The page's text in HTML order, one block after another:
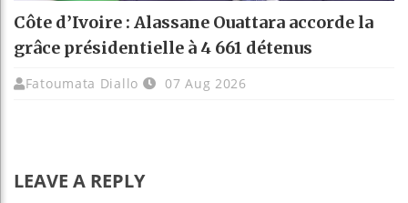
Côte d’Ivoire : Alassane Ouattara accorde la
grâce présidentielle à 4 661 détenus
Fatoumata Diallo 07 Aug 2026
LEAVE A REPLY